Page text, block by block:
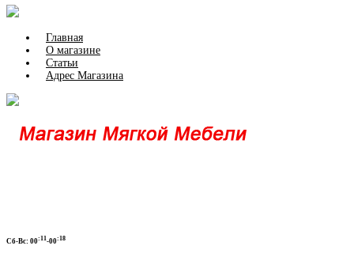
Главная
О магазине
Статьи
Адрес Магазина
Сб-Вс: 00:11-00:18